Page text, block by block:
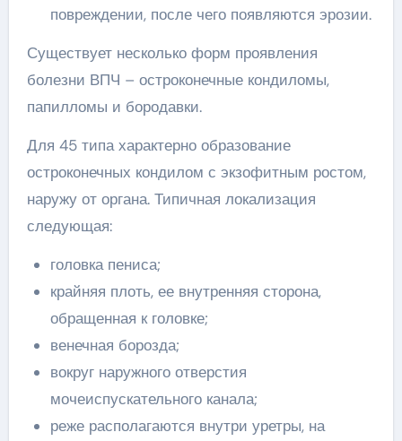
повреждении, после чего появляются эрозии.
Существует несколько форм проявления
болезни ВПЧ – остроконечные кондиломы,
папилломы и бородавки.
Для 45 типа характерно образование
остроконечных кондилом с экзофитным ростом,
наружу от органа. Типичная локализация
следующая:
головка пениса;
крайняя плоть, ее внутренняя сторона,
обращенная к головке;
венечная борозда;
вокруг наружного отверстия
мочеиспускательного канала;
реже располагаются внутри уретры, на